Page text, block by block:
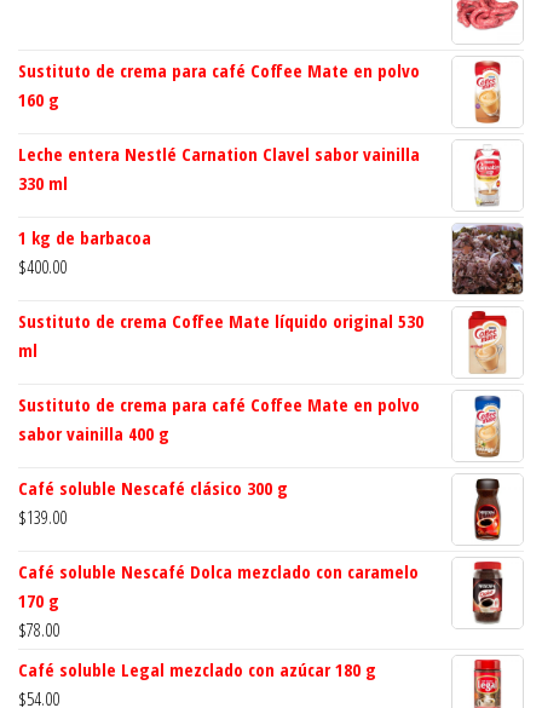
Sustituto de crema para café Coffee Mate en polvo
160 g
Leche entera Nestlé Carnation Clavel sabor vainilla
330 ml
1 kg de barbacoa
$400.00
Sustituto de crema Coffee Mate líquido original 530
ml
Sustituto de crema para café Coffee Mate en polvo
sabor vainilla 400 g
Café soluble Nescafé clásico 300 g
$139.00
Café soluble Nescafé Dolca mezclado con caramelo
170 g
$78.00
Café soluble Legal mezclado con azúcar 180 g
$54.00